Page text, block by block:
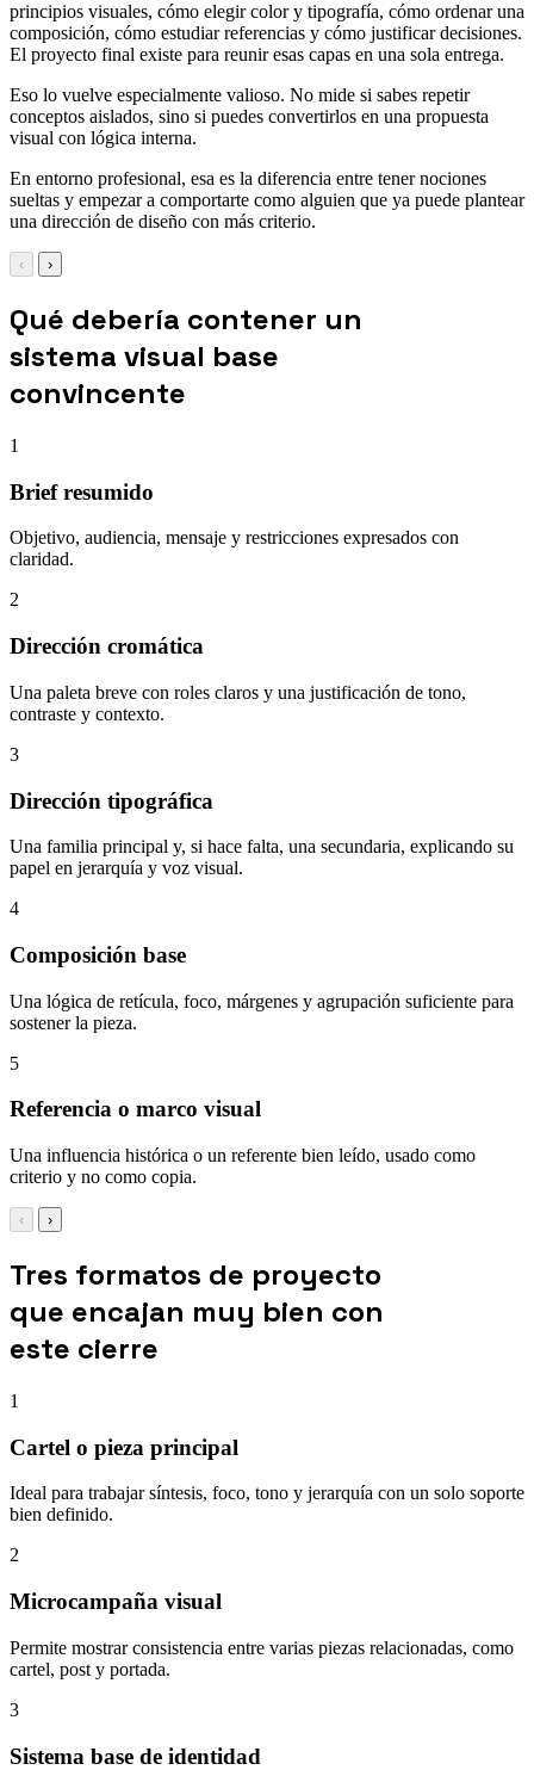
principios visuales, cómo elegir color y tipografía, cómo ordenar una
composición, cómo estudiar referencias y cómo justificar decisiones.
El proyecto final existe para reunir esas capas en una sola entrega.
Eso lo vuelve especialmente valioso. No mide si sabes repetir
conceptos aislados, sino si puedes convertirlos en una propuesta
visual con lógica interna.
En entorno profesional, esa es la diferencia entre tener nociones
sueltas y empezar a comportarte como alguien que ya puede plantear
una dirección de diseño con más criterio.
‹ ›
Qué debería contener un
sistema visual base
convincente
1
Brief resumido
Objetivo, audiencia, mensaje y restricciones expresados con
claridad.
2
Dirección cromática
Una paleta breve con roles claros y una justificación de tono,
contraste y contexto.
3
Dirección tipográfica
Una familia principal y, si hace falta, una secundaria, explicando su
papel en jerarquía y voz visual.
4
Composición base
Una lógica de retícula, foco, márgenes y agrupación suficiente para
sostener la pieza.
5
Referencia o marco visual
Una influencia histórica o un referente bien leído, usado como
criterio y no como copia.
‹ ›
Tres formatos de proyecto
que encajan muy bien con
este cierre
1
Cartel o pieza principal
Ideal para trabajar síntesis, foco, tono y jerarquía con un solo soporte
bien definido.
2
Microcampaña visual
Permite mostrar consistencia entre varias piezas relacionadas, como
cartel, post y portada.
3
Sistema base de identidad